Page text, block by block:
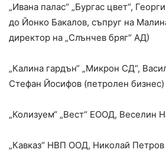
„Ивана палас“ „Бургас цвет“,
до Йонко Бакалов, съпруг на
директор на „Слънчев бряг“ АД)
„Калина гардън“ „Микрон СД“,
Стефан Йосифов (петролен бизнес)
„Колизуем“ „Вест“ ЕООД, Веселин
„Кавказ“ НВП ООД, Николай Петров